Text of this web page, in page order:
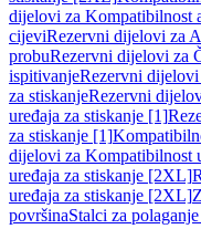
dijelovi za Kompatibilnost
cijeviRezervni dijelovi za
probuRezervni dijelovi za
ispitivanjeRezervni
za stiskanjeRezervni
uređaja za stiskanje [1]
za stiskanje [1]
dijelovi za Kompatibilnost
uređaja za stiskanje [2XL]
uređaja za stiskanje [2XL]
površinaStalci za